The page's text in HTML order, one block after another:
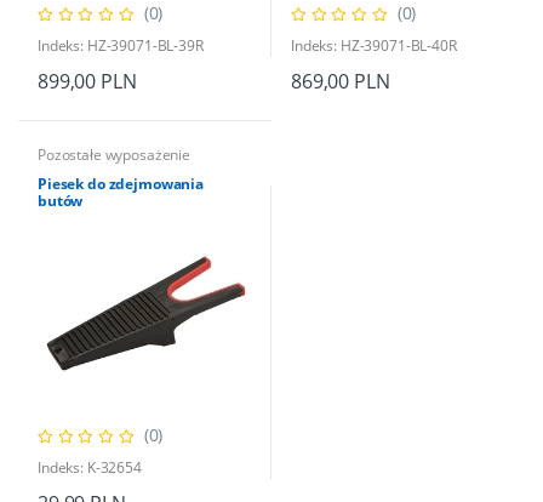
(0)
Indeks: HZ-39071-BL-39R
899,00 PLN
(0)
Indeks: HZ-39071-BL-40R
869,00 PLN
Pozostałe wyposażenie
Piesek do zdejmowania
butów
(0)
Indeks: K-32654